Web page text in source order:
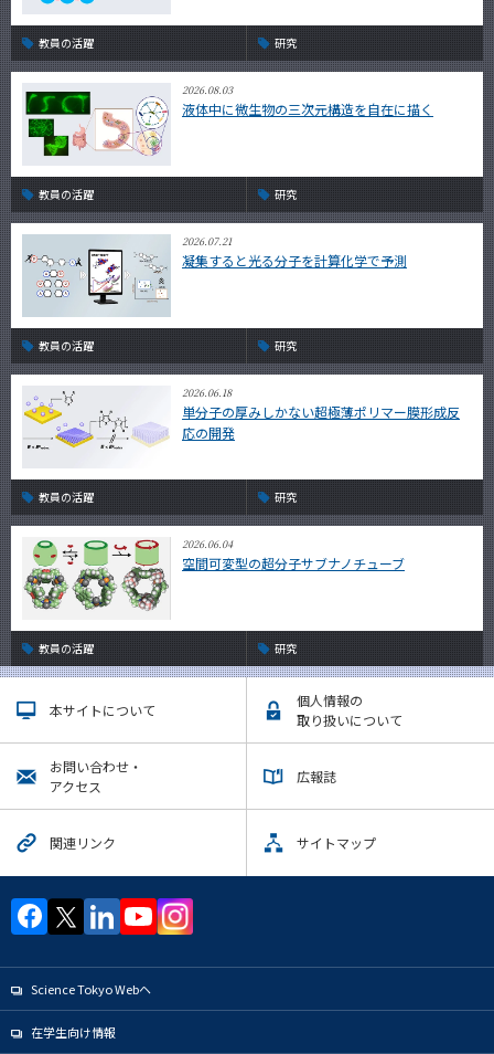
教員の活躍 研究
2026.08.03
液体中に微生物の三次元構造を自在に描く
教員の活躍 研究
2026.07.21
凝集すると光る分子を計算化学で予測
教員の活躍 研究
2026.06.18
単分子の厚みしかない超極薄ポリマー膜形成反
応の開発
教員の活躍 研究
2026.06.04
空間可変型の超分子サブナノチューブ
教員の活躍 研究
本サイトについて
個人情報の
取り扱いについて
お問い合わせ・
アクセス
広報誌
関連リンク サイトマップ
Science Tokyo Webヘ
在学生向け情報